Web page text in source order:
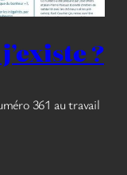
?
361 au travail